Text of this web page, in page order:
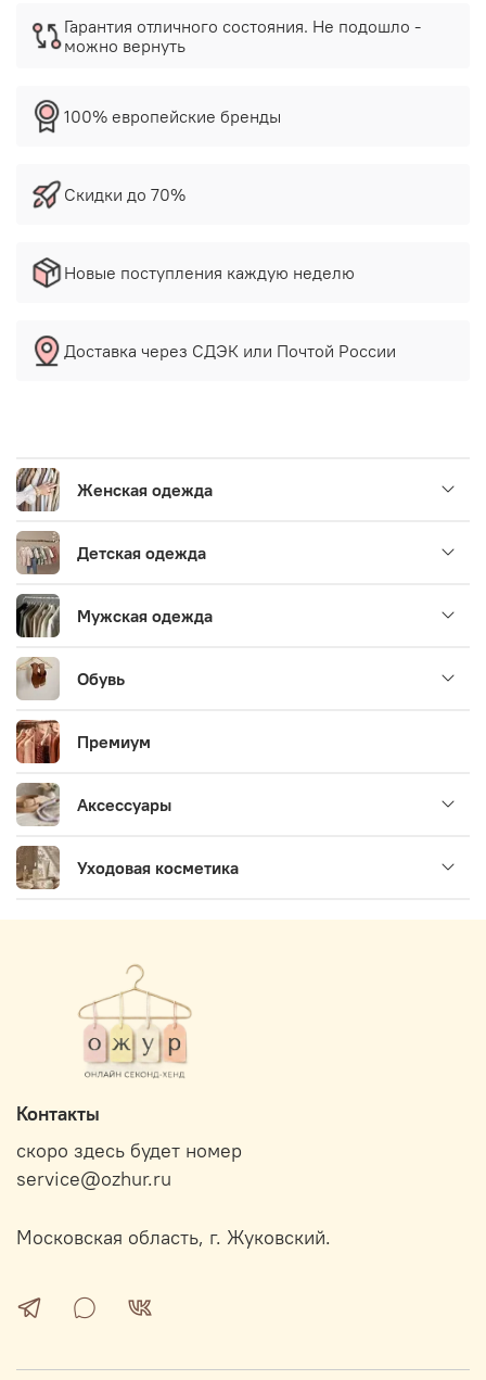
Гарантия отличного состояния. Не подошло -
можно вернуть
100% европейские бренды
Скидки до 70%
Новые поступления каждую неделю
Доставка через СДЭК или Почтой России
Женская одежда
Детская одежда
Мужская одежда
Обувь
Премиум
Аксессуары
Уходовая косметика
Контакты
скоро здесь будет номер
service@ozhur.ru
Московская область, г. Жуковский.